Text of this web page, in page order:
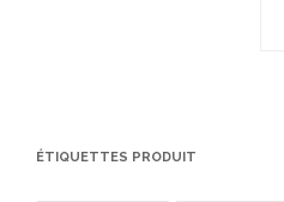
ÉTIQUETTES PRODUIT